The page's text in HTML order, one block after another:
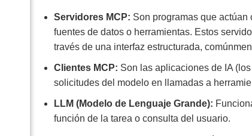
Servidores MCP: Son programas que
fuentes de datos o herramientas. Estos
través de una interfaz estructurada,
Clientes MCP: Son las aplicaciones de IA
solicitudes del modelo en llamadas a
LLM (Modelo de Lenguaje Grande):
función de la tarea o consulta del usuario.